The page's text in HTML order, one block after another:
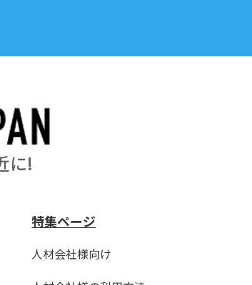
に!
特集ページ
人材会社様向け